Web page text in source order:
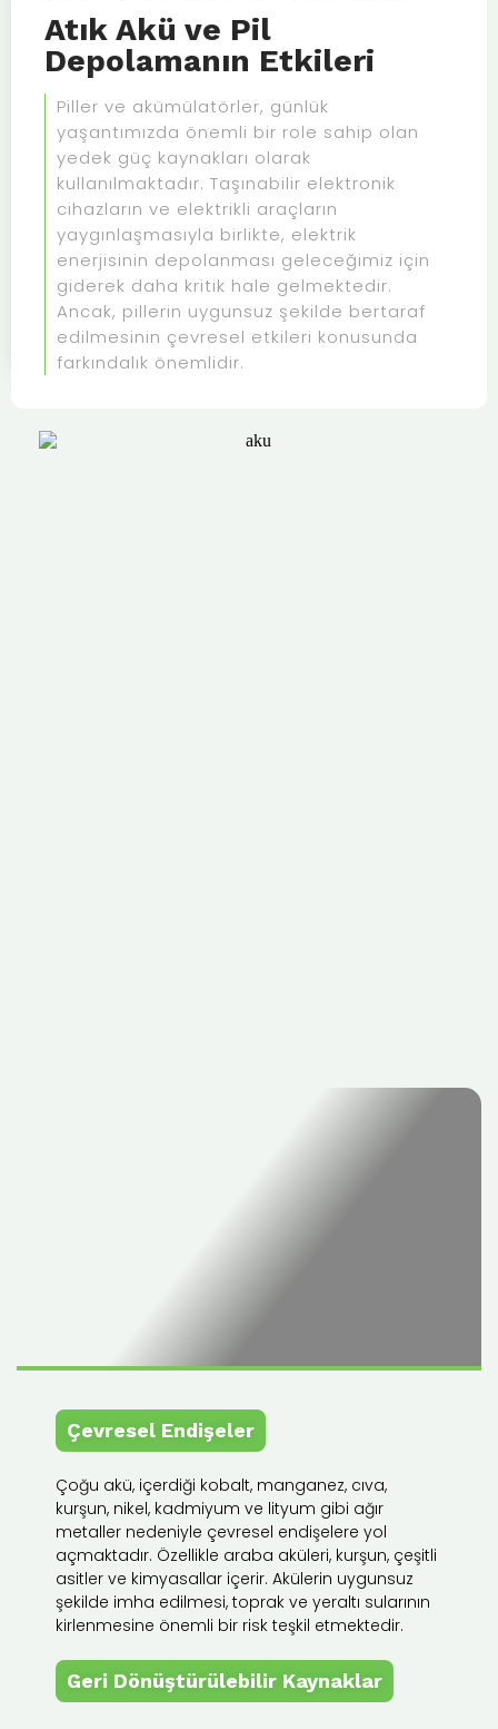
Atık Akü ve Pil
Depolamanın Etkileri
Piller ve akümülatörler, günlük
yaşantımızda önemli bir role sahip olan
yedek güç kaynakları olarak
kullanılmaktadır. Taşınabilir elektronik
cihazların ve elektrikli araçların
yaygınlaşmasıyla birlikte, elektrik
enerjisinin depolanması geleceğimiz için
giderek daha kritik hale gelmektedir.
Ancak, pillerin uygunsuz şekilde bertaraf
edilmesinin çevresel etkileri konusunda
farkındalık önemlidir.
Çevresel Endişeler
Çoğu akü, içerdiği kobalt, manganez, cıva,
kurşun, nikel, kadmiyum ve lityum gibi ağır
metaller nedeniyle çevresel endişelere yol
açmaktadır. Özellikle araba aküleri, kurşun, çeşitli
asitler ve kimyasallar içerir. Akülerin uygunsuz
şekilde imha edilmesi, toprak ve yeraltı sularının
kirlenmesine önemli bir risk teşkil etmektedir.
Geri Dönüştürülebilir Kaynaklar